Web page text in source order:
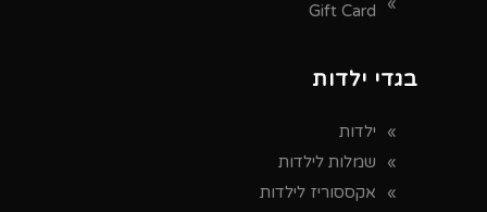
Gift Card
בגדי ילדות
ילדות
שמלות לילדות
אקססוריז לילדות